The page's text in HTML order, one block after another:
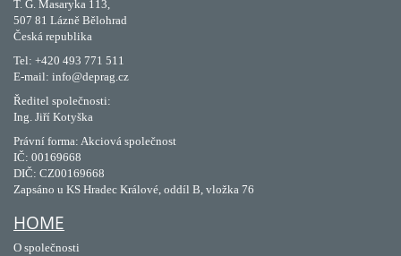
T. G. Masaryka 113,
507 81 Lázně Bělohrad
Česká republika
Tel: +420 493 771 511
E-mail: info@deprag.cz
Ředitel společnosti:
Ing. Jiří Kotyška
Právní forma: Akciová společnost
IČ: 00169668
DIČ: CZ00169668
Zapsáno u KS Hradec Králové, oddíl B, vložka 76
HOME
O společnosti